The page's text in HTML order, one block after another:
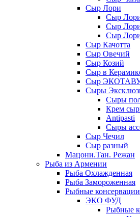
Сыр Лори
Сыр
Сыр
Сыр
Сыр Качотта
Сыр Овечий
Сыр Козий
Сыр в
Сыр
Сыры
Сыры
Крем
Antipasti
Сыры
Сыр Чечил
Сыр разный
Мацони.Тан. Режан
Рыба из Армении
Рыба Охлажденная
Рыба Замороженная
Рыбные консервации
ЭКО ФУД
Рыбные